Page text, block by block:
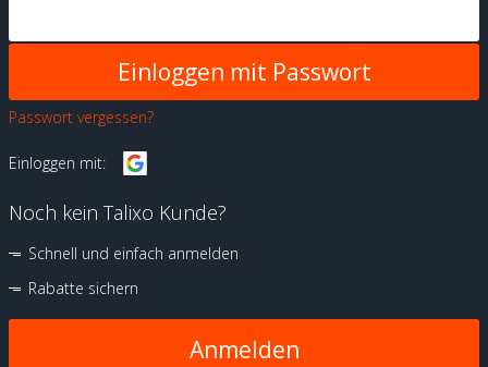
Passwort vergessen?
Einloggen mit:
Noch kein Talixo Kunde?
Schnell und einfach anmelden
Rabatte sichern
Anmelden